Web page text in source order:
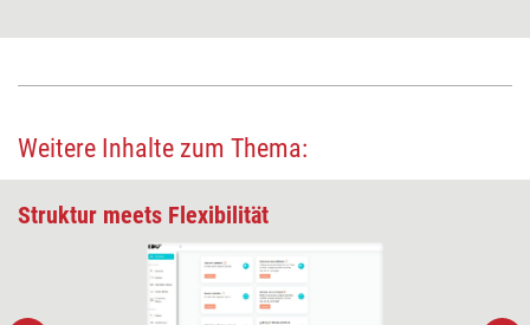
Weitere Inhalte zum Thema:
Struktur meets Flexibilität